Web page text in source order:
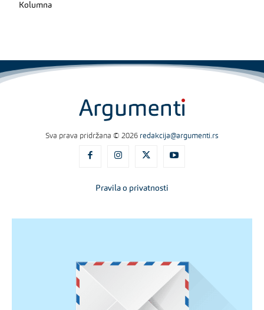
Kolumna
Sva prava pridržana © 2026 redakcija@argumenti.rs
Pravila o privatnosti